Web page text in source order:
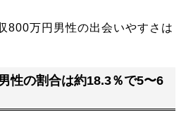
800万円男性の出会いやすさは
性の割合は約18.3％で5〜6